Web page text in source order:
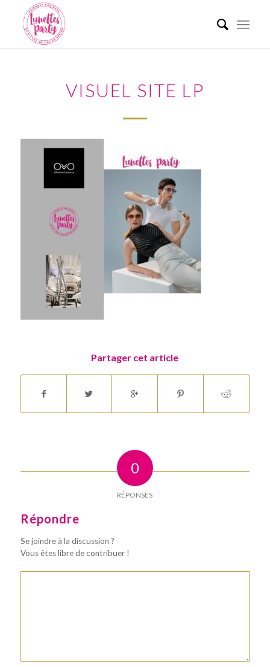
VISUEL SITE LP
Partager cet article
0
RÉPONSES
Répondre
Se joindre à la discussion ?
Vous êtes libre de contribuer !